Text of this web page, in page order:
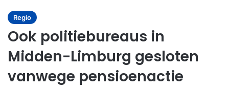
Regio
Ook politiebureaus in
Midden-Limburg gesloten
vanwege pensioenactie